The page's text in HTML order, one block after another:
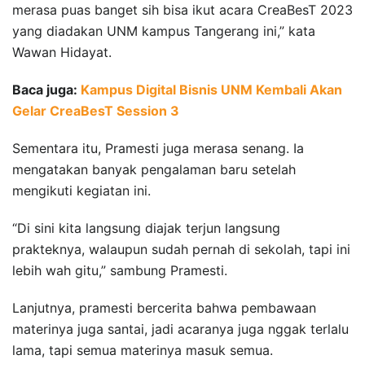
merasa puas banget sih bisa ikut acara CreaBesT 2023
yang diadakan UNM kampus Tangerang ini,” kata
Wawan Hidayat.
Baca juga: Kampus Digital Bisnis UNM Kembali Akan
Gelar CreaBesT Session 3
Sementara itu, Pramesti juga merasa senang. Ia
mengatakan banyak pengalaman baru setelah
mengikuti kegiatan ini.
“Di sini kita langsung diajak terjun langsung
prakteknya, walaupun sudah pernah di sekolah, tapi ini
lebih wah gitu,” sambung Pramesti.
Lanjutnya, pramesti bercerita bahwa pembawaan
materinya juga santai, jadi acaranya juga nggak terlalu
lama, tapi semua materinya masuk semua.